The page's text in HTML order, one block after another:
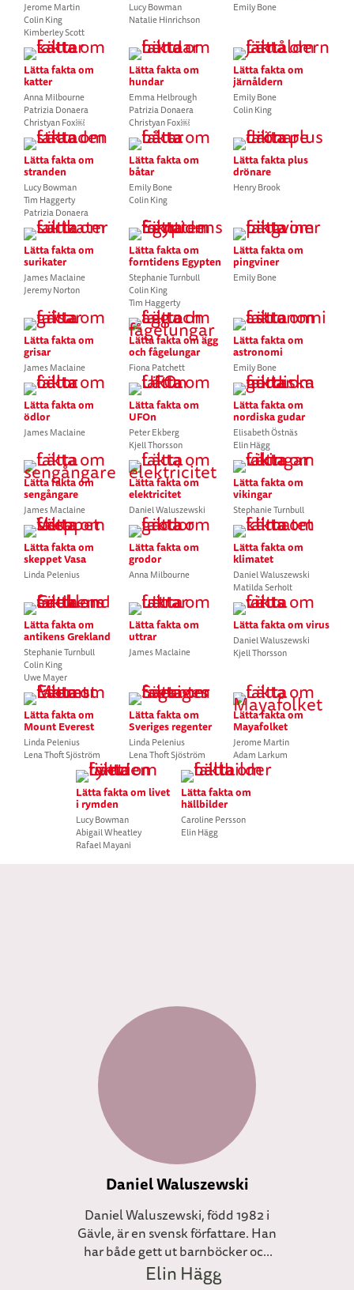
Jerome Martin
Colin King
Kimberley Scott
Lucy Bowman
Natalie Hinrichson
Emily Bone
Lätta fakta om
katter
Anna Milbourne
Patrizia Donaera
Christyan Fox￼
Lätta fakta om
hundar
Emma Helbrough
Patrizia Donaera
Christyan Fox￼
Lätta fakta om
järnåldern
Emily Bone
Colin King
Lätta fakta om
stranden
Lucy Bowman
Tim Haggerty
Patrizia Donaera
Lätta fakta om
båtar
Emily Bone
Colin King
Lätta fakta plus
drönare
Henry Brook
Lätta fakta om
surikater
James Maclaine
Jeremy Norton
Lätta fakta om
forntidens Egypten
Stephanie Turnbull
Colin King
Tim Haggerty
Lätta fakta om
pingviner
Emily Bone
Lätta fakta om
grisar
James Maclaine
Lätta fakta om ägg
och fågelungar
Fiona Patchett
Lätta fakta om
astronomi
Emily Bone
Lätta fakta om
ödlor
James Maclaine
Lätta fakta om
UFOn
Peter Ekberg
Kjell Thorsson
Lätta fakta om
nordiska gudar
Elisabeth Östnäs
Elin Hägg
Lätta fakta om
sengångare
James Maclaine
Lätta fakta om
elektricitet
Daniel Waluszewski
Lätta fakta om
vikingar
Stephanie Turnbull
Lätta fakta om
skeppet Vasa
Linda Pelenius
Lätta fakta om
grodor
Anna Milbourne
Lätta fakta om
klimatet
Daniel Waluszewski
Matilda Serholt
Lätta fakta om
antikens Grekland
Stephanie Turnbull
Colin King
Uwe Mayer
Lätta fakta om
uttrar
James Maclaine
Lätta fakta om virus
Daniel Waluszewski
Kjell Thorsson
Lätta fakta om
Mount Everest
Linda Pelenius
Lena Thoft Sjöström
Lätta fakta om
Sveriges regenter
Linda Pelenius
Lena Thoft Sjöström
Lätta fakta om
Mayafolket
Jerome Martin
Adam Larkum
Lätta fakta om livet
i rymden
Lucy Bowman
Abigail Wheatley
Rafael Mayani
Lätta fakta om
hällbilder
Caroline Persson
Elin Hägg
Daniel Waluszewski
Daniel Waluszewski, född 1982 i
Gävle, är en svensk författare. Han
har både gett ut barnböcker och
romaner för vuxna. Daniel har även